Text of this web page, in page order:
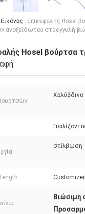
: Επικεφαλής Hosel
ανοξείδωτου στρογγυλή
Hosel βούρτσα
Χαλύβδινο
στίλβωση
Customized
Βιώσιμη